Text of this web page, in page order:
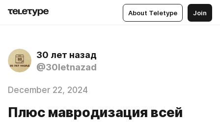
About Teletype Join
30 лет назад
@30letnazad
December 22, 2024
Плюс мавродизация всей